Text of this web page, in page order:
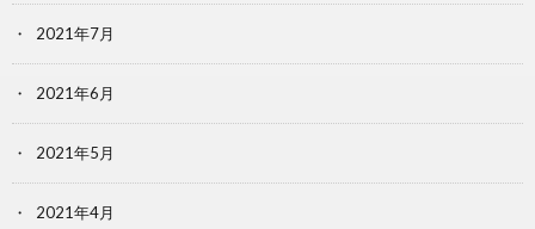
2021年7月
2021年6月
2021年5月
2021年4月